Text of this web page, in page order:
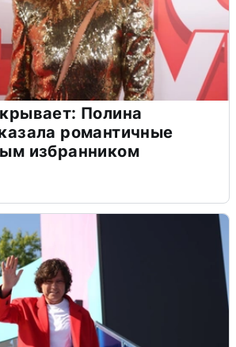
Полина
романтичные
избранником